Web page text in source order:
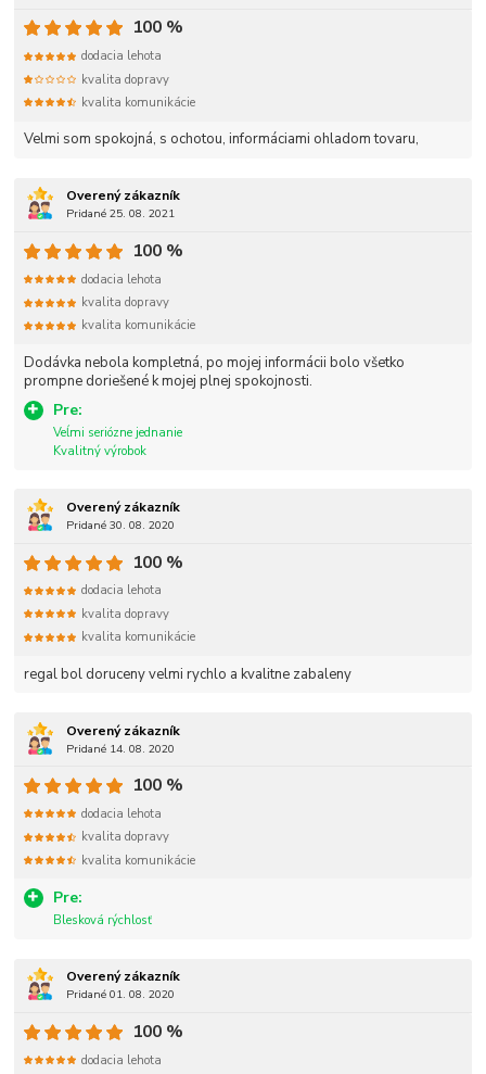
Velmi som spokojná, s ochotou, informáciami ohladom tovaru,
100 %
dodacia lehota
kvalita dopravy
kvalita komunikácie
Overený zákazník
Pridané 25. 08. 2021
Dodávka nebola kompletná, po mojej informácii bolo všetko
prompne doriešené k mojej plnej spokojnosti.
Pre:
Veĺmi seriózne jednanie
Kvalitný výrobok
100 %
dodacia lehota
kvalita dopravy
kvalita komunikácie
Overený zákazník
Pridané 30. 08. 2020
regal bol doruceny velmi rychlo a kvalitne zabaleny
100 %
dodacia lehota
kvalita dopravy
kvalita komunikácie
Overený zákazník
Pridané 14. 08. 2020
Pre:
Blesková rýchlosť
100 %
dodacia lehota
kvalita dopravy
kvalita komunikácie
Overený zákazník
Pridané 01. 08. 2020
100 %
dodacia lehota